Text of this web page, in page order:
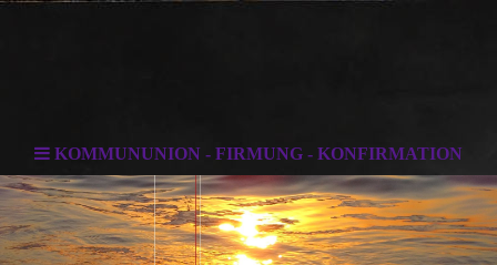
KOMMUNUNION - FIRMUNG - KONFIRMATION